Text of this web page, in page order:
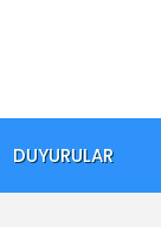
DUYURULAR